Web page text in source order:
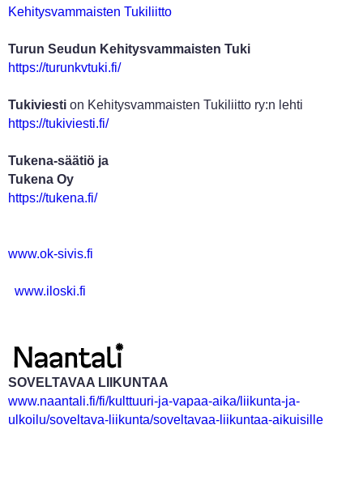
Kehitysvammaisten Tukiliitto
Turun Seudun Kehitysvammaisten Tuki
https://turunkvtuki.fi/
Tukiviesti on Kehitysvammaisten Tukiliitto ry:n lehti
https://tukiviesti.fi/
Tukena-säätiö ja
Tukena Oy
https://tukena.fi/
www.ok-sivis.fi
www.iloski.fi
SOVELTAVAA LIIKUNTAA
www.naantali.fi/fi/kulttuuri-ja-vapaa-aika/liikunta-ja-
ulkoilu/soveltava-liikunta/soveltavaa-liikuntaa-aikuisille